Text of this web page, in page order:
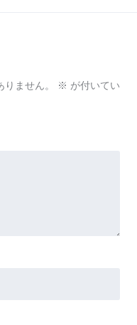
ません。 ※ が付いてい